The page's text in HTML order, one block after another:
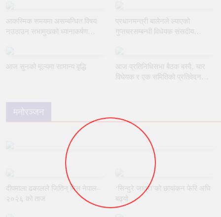
आकस्मिक समयमा असम्बन्धित विषय
नउठाउन सभामुखको ध्यानाकर्षण
प्रधानमन्त्री बालेनले ल्याएको
गुप्तचरसम्बन्धी विधेयक संसदीय
आज सुनको मूल्यमा सामान्य वृद्धि
आज प्रतिनिधिसभा बैठक बस्दै, चार
विधेयक र एक समितिको प्रतिवेदन
मनोरञ्जन
दीपमाला ढकालले जितिन् मिस नेपाल–
२०२६ को ताज
‘सिन्दुरे जात्रा’को छायांकन फेरि अघि
बढ्यो